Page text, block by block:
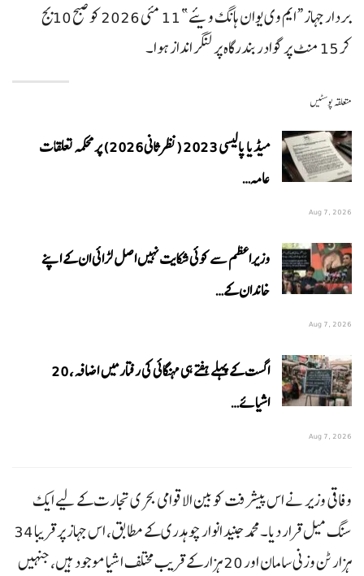
بردار جہاز “ایم وی یوان ہانگ ویئے” 11 مئی 2026 کو صبح 10 بج
کر 15 منٹ پر گوادر بندرگاہ پر لنگر انداز ہوا۔
متعلقہ پوسٹیں
میڈیا پالیسی 2023 (نظرثانی 2026) پر محکمہ تعلقات
عامہ…
Aug 7, 2026
وزیراعظم سے کوئی شکایت نہیں اصل لڑائی ان کے اپنے
خاندان کے…
Aug 7, 2026
اگست کے پہلے ہفتے ہی مہنگائی کی رفتار میں اضافہ، 20
اشیائے…
Aug 7, 2026
وفاقی وزیر نے اس پیشرفت کو بین الاقوامی بحری تجارت کے لیے ایک
سنگ میل قرار دیا۔محمد جنید انوار چوہدری کے مطابق، اس جہاز پر قریبا 34
ہزار ٹن وزنی سامان اور 20 ہزار کے قریب مختلف اشیا موجود ہیں، جنہیں